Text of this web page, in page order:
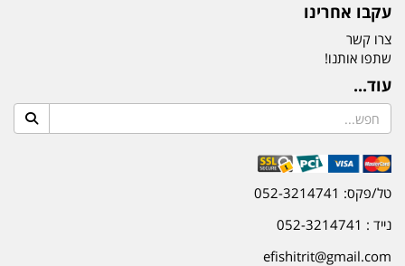
עקבו אחרינו
צרו קשר
שתפו אותנו!
עוד...
טל/פקס: 052-3214741
נייד : 052-3214741
efishitrit@gmail.com